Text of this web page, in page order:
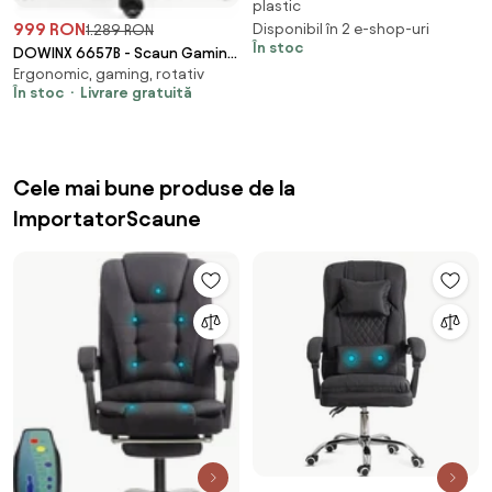
999 RON1.289 RON
DOWINX 6657B - Scaun Gaming
Ergonomic, Masaj in perna
lombara, Șezut cu Arcuri
Material textil, Alb
Ergonomic, gaming, rotativ
În stoc
Livrare gratuită
plastic
Disponibil în 2 e-shop-uri
În stoc
Cele mai bune produse de la
ImportatorScaune